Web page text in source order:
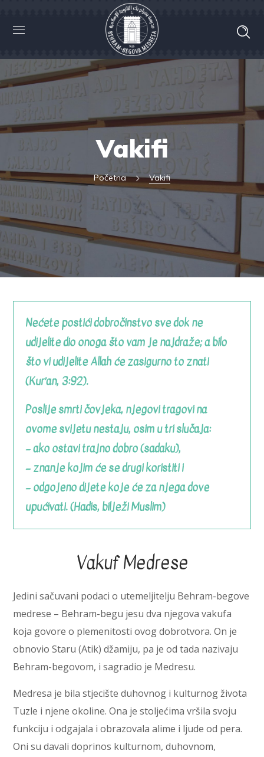
Vakifi
Početna Vakifi
Nećete postići dobročinstvo sve dok ne
udijelite dio onoga što vam je najdraže; a bilo
što vi udijelite Allah će zasigurno to znati
(Kur’an, 3:92).
Poslije smrti čovjeka, njegovi tragovi na
ovome svijetu nestaju, osim u tri slučaja:
– ako ostavi trajno dobro (sadaku),
– znanje kojim će se drugi koristiti i
– odgojeno dijete koje će za njega dove
upućivati. (Hadis, bilježi Muslim)
Vakuf Medrese
Jedini sačuvani podaci o utemeljitelju Behram-begove
medrese – Behram-begu jesu dva njegova vakufa
koja govore o plemenitosti ovog dobrotvora. On je
obnovio Staru (Atik) džamiju, pa je od tada nazivaju
Behram-begovom, i sagradio je Medresu.
Medresa je bila stjecište duhovnog i kulturnog života
Tuzle i njene okoline. Ona je stoljećima vršila svoju
funkciju i odgajala i obrazovala alime i ljude od pera.
Oni su davali doprinos kulturnom, duhovnom,